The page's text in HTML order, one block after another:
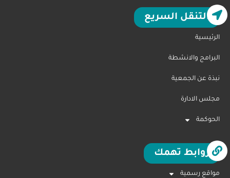
التنقل السريع
الرئيسية
البرامج والانشطة
نبذة عن الجمعية
مجلس الادارة
الحوكمة
روابط تهمك
مواقع رسمية